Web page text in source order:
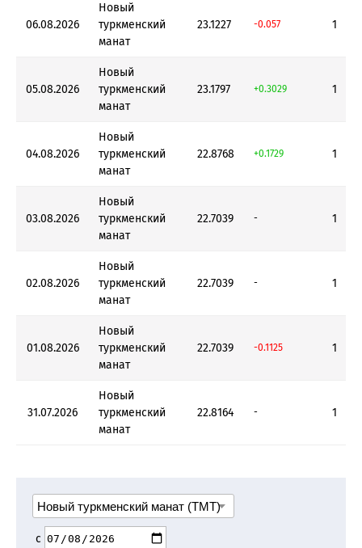
06.08.2026
Новый
туркменский
манат
23.1227 -0.057 1
05.08.2026
Новый
туркменский
манат
23.1797 +0.3029 1
04.08.2026
Новый
туркменский
манат
22.8768 +0.1729 1
03.08.2026
Новый
туркменский
манат
22.7039 - 1
02.08.2026
Новый
туркменский
манат
22.7039 - 1
01.08.2026
Новый
туркменский
манат
22.7039 -0.1125 1
31.07.2026
Новый
туркменский
манат
22.8164 - 1
с